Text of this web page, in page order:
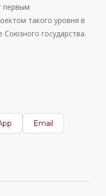
первым
такого уровня в
государства.
Email